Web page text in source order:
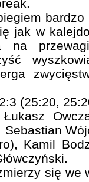
bardzo
jak w
na
(25:20,
Kamil
się we